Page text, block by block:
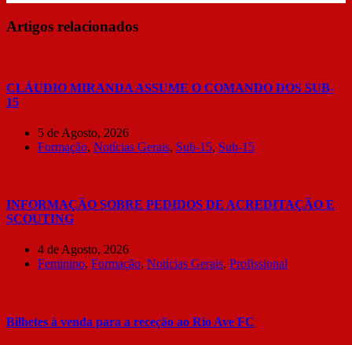
Artigos relacionados
CLÁUDIO MIRANDA ASSUME O COMANDO DOS SUB-
15
5 de Agosto, 2026
Formação, Notícias Gerais, Sub-15, Sub-15
INFORMAÇÃO SOBRE PEDIDOS DE ACREDITAÇÃO E
SCOUTING
4 de Agosto, 2026
Feminino, Formação, Notícias Gerais, Profissional
Bilhetes à venda para a receção ao Rio Ave FC